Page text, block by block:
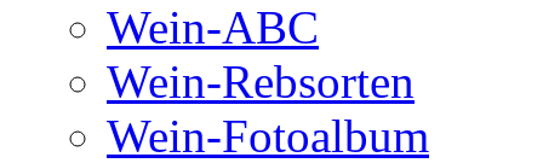
Wein-ABC
Wein-Rebsorten
Wein-Fotoalbum